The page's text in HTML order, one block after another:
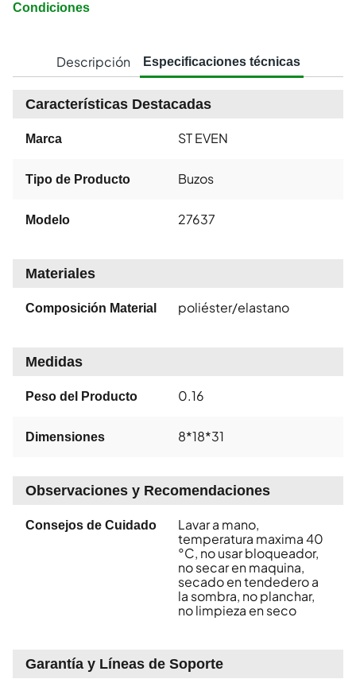
Condiciones
Descripción Especificaciones técnicas
Características Destacadas
Marca ST EVEN
Tipo de Producto Buzos
Modelo 27637
Materiales
Composición Material poliéster/elastano
Medidas
Peso del Producto 0.16
Dimensiones 8*18*31
Observaciones y Recomendaciones
Consejos de Cuidado
Lavar a mano,
temperatura maxima 40
°C, no usar bloqueador,
no secar en maquina,
secado en tendedero a
la sombra, no planchar,
no limpieza en seco
Garantía y Líneas de Soporte